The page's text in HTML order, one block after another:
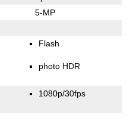
5-MP
Flash
photo HDR
1080p/30fps